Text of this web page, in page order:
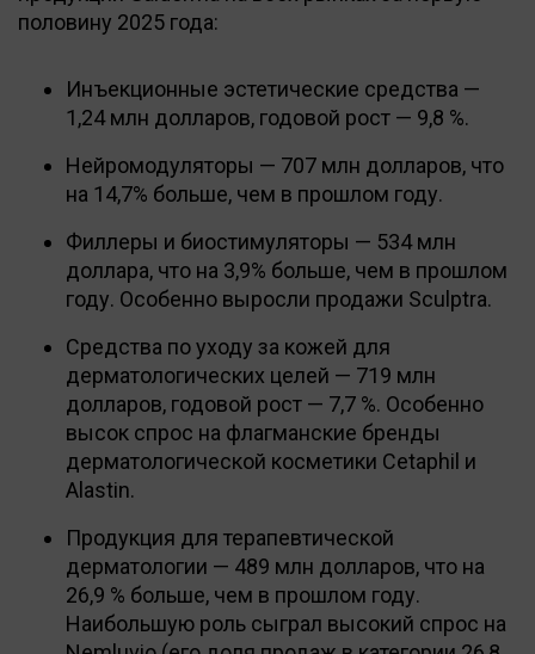
половину 2025 года:
Инъекционные эстетические средства —
1,24 млн долларов, годовой рост — 9,8 %.
Нейромодуляторы — 707 млн долларов, что
на 14,7% больше, чем в прошлом году.
Филлеры и биостимуляторы — 534 млн
доллара, что на 3,9% больше, чем в прошлом
году. Особенно выросли продажи Sculptra.
Средства по уходу за кожей для
дерматологических целей — 719 млн
долларов, годовой рост — 7,7 %. Особенно
высок спрос на флагманские бренды
дерматологической косметики Cetaphil и
Alastin.
Продукция для терапевтической
дерматологии — 489 млн долларов, что на
26,9 % больше, чем в прошлом году.
Наибольшую роль сыграл высокий спрос на